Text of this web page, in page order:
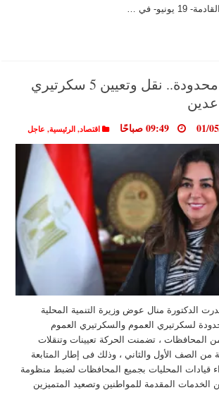
يونيو- في …
حركة محليات محدودة.. نقل وتعيين 5 سكرتيري
09:49 صباحًا اقتصاد,الرئيسية, عاجل
الدكتورة منال عوض وزيرة التنمية المحلية
لسكرتيري العموم والسكرتيري العموم
المحافظات ، تضمنت الحركة تعيينات وتنقلات
محلية من الصف الأول والثاني ، وذلك فى إطار المتابعة
قيادات المحليات بجميع المحافظات لضبط منظومة
الخدمات المقدمة للمواطنين وتصعيد المتميزين